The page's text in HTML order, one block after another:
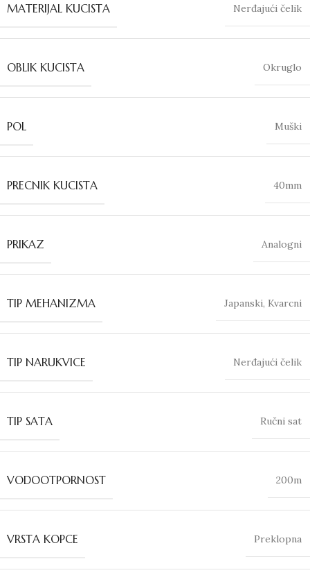
MATERIJAL KUCISTA Nerđajući čelik
OBLIK KUCISTA Okruglo
POL Muški
PRECNIK KUCISTA 40mm
PRIKAZ Analogni
TIP MEHANIZMA Japanski, Kvarcni
TIP NARUKVICE Nerđajući čelik
TIP SATA Ručni sat
VODOOTPORNOST 200m
VRSTA KOPCE Preklopna